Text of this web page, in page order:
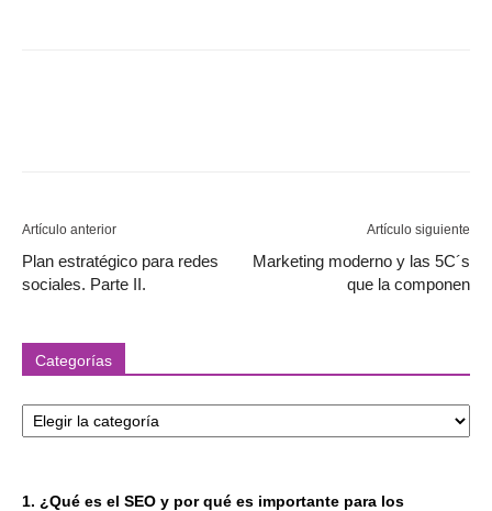
Artículo anterior
Plan estratégico para redes
sociales. Parte II.
Artículo siguiente
Marketing moderno y las 5C´s
que la componen
Categorías
1. ¿Qué es el SEO y por qué es importante para los